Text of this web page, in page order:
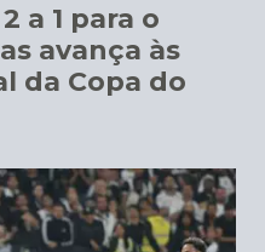
a 1 para o
avança às
da Copa do